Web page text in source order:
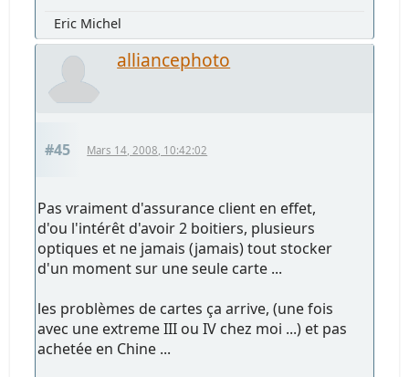
Eric Michel
alliancephoto
#45 Mars 14, 2008, 10:42:02
Pas vraiment d'assurance client en effet,
d'ou l'intérêt d'avoir 2 boitiers, plusieurs
optiques et ne jamais (jamais) tout stocker
d'un moment sur une seule carte ...
les problèmes de cartes ça arrive, (une fois
avec une extreme III ou IV chez moi ...) et pas
achetée en Chine ...